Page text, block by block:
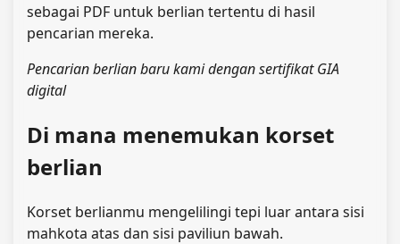
sebagai PDF untuk berlian tertentu di hasil
pencarian mereka.
Pencarian berlian baru kami dengan sertifikat GIA
digital
Di mana menemukan korset
berlian
Korset berlianmu mengelilingi tepi luar antara sisi
mahkota atas dan sisi paviliun bawah.